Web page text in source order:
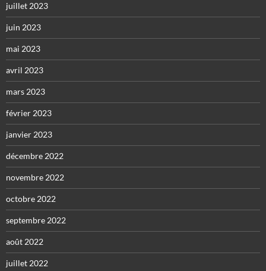
juillet 2023
juin 2023
mai 2023
avril 2023
mars 2023
février 2023
janvier 2023
décembre 2022
novembre 2022
octobre 2022
septembre 2022
août 2022
juillet 2022